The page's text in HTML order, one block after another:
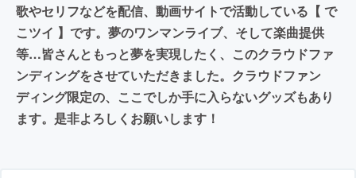
歌やセリフなどを配信、動画サイトで活動している【 で
こツイ 】です。夢のワンマンライブ、そして楽曲提供
等…皆さんともっと夢を実現したく、このクラウドファ
ンディングをさせていただきました。クラウドファン
ディング限定の、ここでしか手に入らないグッズもあり
ます。是非よろしくお願いします！